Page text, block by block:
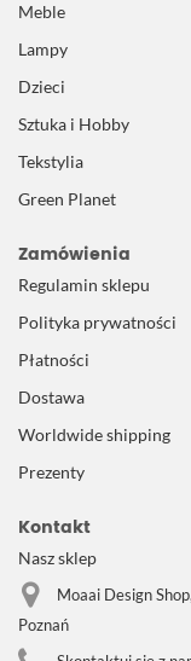
Meble
Lampy
Dzieci
Sztuka i Hobby
Tekstylia
Green Planet
Zamówienia
Regulamin sklepu
Polityka prywatności
Płatności
Dostawa
Worldwide shipping
Prezenty
Kontakt
Nasz sklep
Moaai Design
Poznań